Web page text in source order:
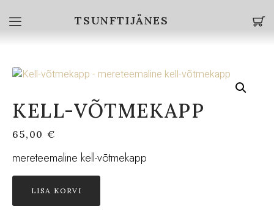
TSUNFTIJÄNES
KELL-VÕTMEKAPP
65,00 €
mereteemaline kell-võtmekapp
LISA KORVI